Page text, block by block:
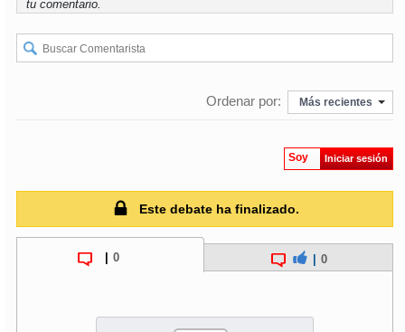
tu comentario.
Ordenar por: Más recientes
Soy Iniciar sesión
Este debate ha finalizado.
0 0